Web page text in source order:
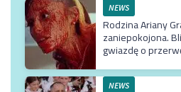
NEWS
Rodzina Ariany
zaniepokojona.
gwiazdę o
NEWS